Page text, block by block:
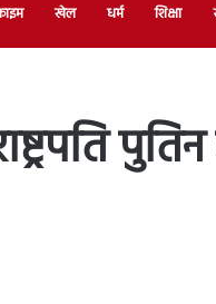
खेल धर्म शिक्षा